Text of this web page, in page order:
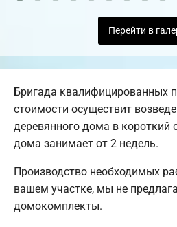
Перейти в
Бригада квалифицированных
стоимости осуществит
деревянного дома в короткий
дома занимает от 2 недель.
Производство необходимых
вашем участке, мы не
домокомплекты.